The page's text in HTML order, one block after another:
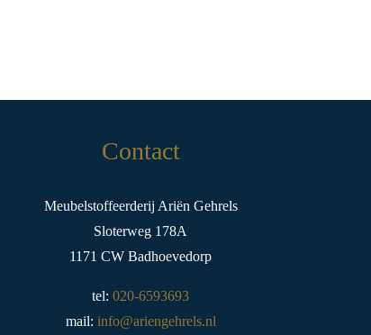
Contact
Meubelstoffeerderij Ariën Gehrels
Sloterweg 178A
1171 CW Badhoevedorp
tel: 020-6593693
mail: info@ariengehrels.nl